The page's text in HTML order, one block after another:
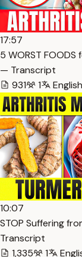
17:57
5 WORST
— Transcript
931
1 English
10:07
STOP Suffering
Transcript
1,335
1